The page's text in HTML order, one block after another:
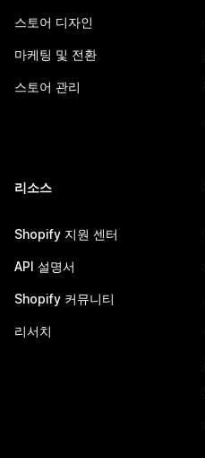
스토어 디자인
마케팅 및 전환
스토어 관리
리소스
Shopify 지원 센터
API 설명서
Shopify 커뮤니티
리서치